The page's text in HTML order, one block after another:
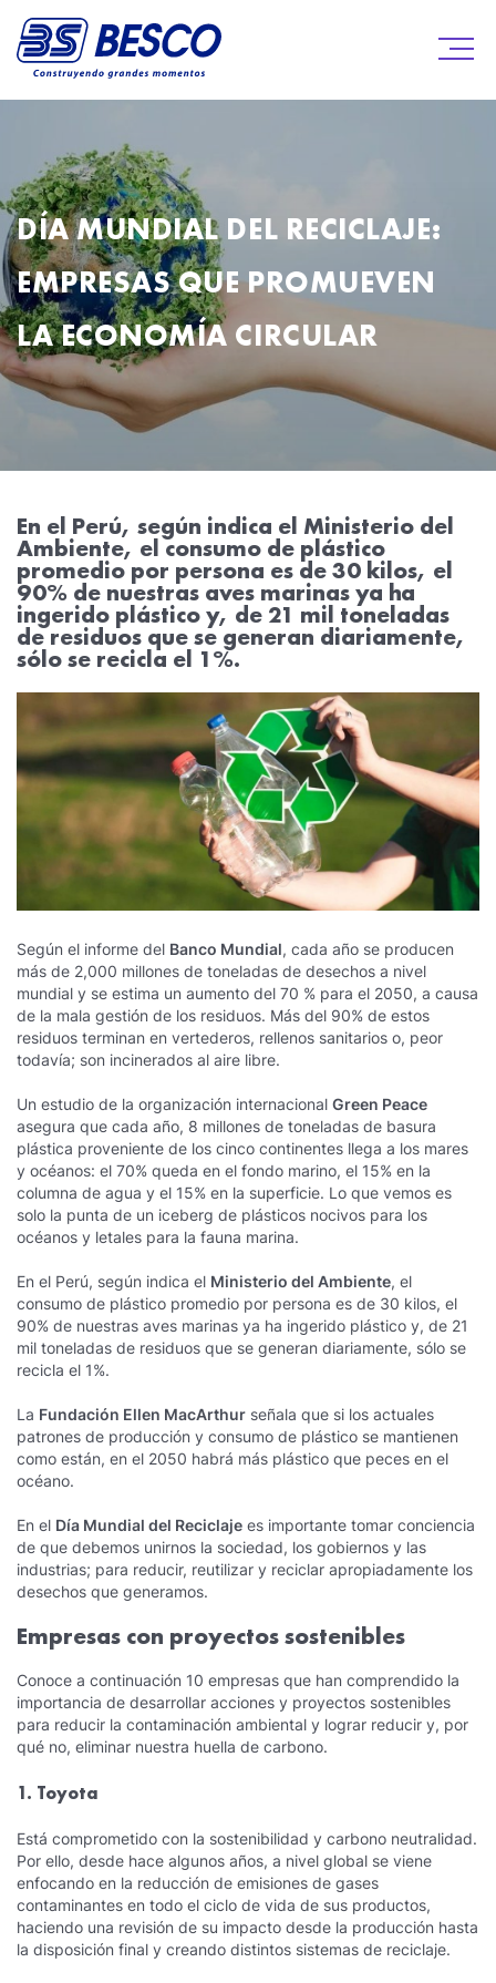
DÍA MUNDIAL DEL RECICLAJE:
EMPRESAS QUE PROMUEVEN
LA ECONOMÍA CIRCULAR
En el Perú, según indica el Ministerio del
Ambiente, el consumo de plástico
promedio por persona es de 30 kilos, el
90% de nuestras aves marinas ya ha
ingerido plástico y, de 21 mil toneladas
de residuos que se generan diariamente,
sólo se recicla el 1%.
Según el informe del Banco Mundial, cada año se producen
más de 2,000 millones de toneladas de desechos a nivel
mundial y se estima un aumento del 70 % para el 2050, a causa
de la mala gestión de los residuos. Más del 90% de estos
residuos terminan en vertederos, rellenos sanitarios o, peor
todavía; son incinerados al aire libre.
Un estudio de la organización internacional Green Peace
asegura que cada año, 8 millones de toneladas de basura
plástica proveniente de los cinco continentes llega a los mares
y océanos: el 70% queda en el fondo marino, el 15% en la
columna de agua y el 15% en la superficie. Lo que vemos es
solo la punta de un iceberg de plásticos nocivos para los
océanos y letales para la fauna marina.
En el Perú, según indica el Ministerio del Ambiente, el
consumo de plástico promedio por persona es de 30 kilos, el
90% de nuestras aves marinas ya ha ingerido plástico y, de 21
mil toneladas de residuos que se generan diariamente, sólo se
recicla el 1%.
La Fundación Ellen MacArthur señala que si los actuales
patrones de producción y consumo de plástico se mantienen
como están, en el 2050 habrá más plástico que peces en el
océano.
En el Día Mundial del Reciclaje es importante tomar conciencia
de que debemos unirnos la sociedad, los gobiernos y las
industrias; para reducir, reutilizar y reciclar apropiadamente los
desechos que generamos.
Empresas con proyectos sostenibles
Conoce a continuación 10 empresas que han comprendido la
importancia de desarrollar acciones y proyectos sostenibles
para reducir la contaminación ambiental y lograr reducir y, por
qué no, eliminar nuestra huella de carbono.
1. Toyota
Está comprometido con la sostenibilidad y carbono neutralidad.
Por ello, desde hace algunos años, a nivel global se viene
enfocando en la reducción de emisiones de gases
contaminantes en todo el ciclo de vida de sus productos,
haciendo una revisión de su impacto desde la producción hasta
la disposición final y creando distintos sistemas de reciclaje.